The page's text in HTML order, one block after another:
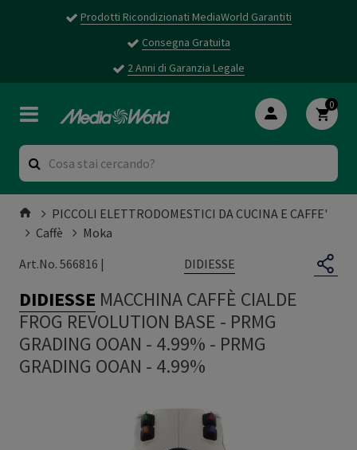
Prodotti Ricondizionati MediaWorld Garantiti
Consegna Gratuita
2 Anni di Garanzia Legale
0
PICCOLI ELETTRODOMESTICI DA CUCINA E CAFFE'
Caffè
Moka
Art.No. 566816 |
DIDIESSE
DIDIESSE MACCHINA CAFFÈ CIALDE
FROG REVOLUTION BASE - PRMG
GRADING OOAN - 4.99% - PRMG
GRADING OOAN - 4.99%